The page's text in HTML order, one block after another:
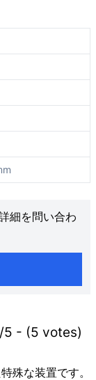
細を問い合わ
5 - (5 votes)
殊な装置です。